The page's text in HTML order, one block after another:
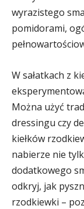
wyrazistego
pomidorami,
W sałatkach z
Można użyć
dressingu czy
kiełków
nabierze nie
dodatkowego
odkryj, jak
rzodkiewki –